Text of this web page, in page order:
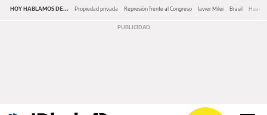
HOY HABLAMOS DE... Propiedad privada Represión frente al Congreso Javier Milei Brasil Huawei